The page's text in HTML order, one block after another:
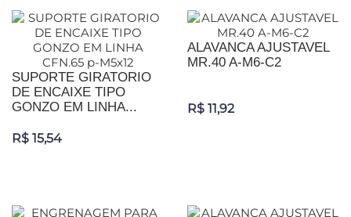
SUPORTE GIRATORIO
DE ENCAIXE TIPO
GONZO EM LINHA...
R$ 15,54
ALAVANCA AJUSTAVEL
MR.40 A-M6-C2
R$ 11,92